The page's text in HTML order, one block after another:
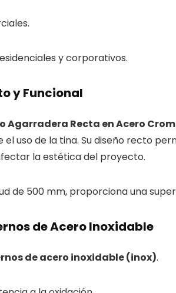
y corporativos.
y Funcional
Agarradera Recta en Acero
el uso de la tina. Su diseño recto
la estética del proyecto.
de 500 mm, proporciona una
de Acero Inoxidable
de acero inoxidable (inox).